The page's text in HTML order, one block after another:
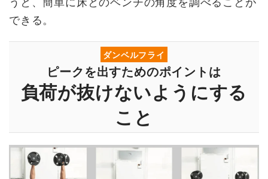
できる。
ダンベルフライ
ピークを出すためのポイントは
負荷が抜けないようにする
こと